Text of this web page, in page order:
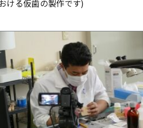
ける仮歯の製作です)